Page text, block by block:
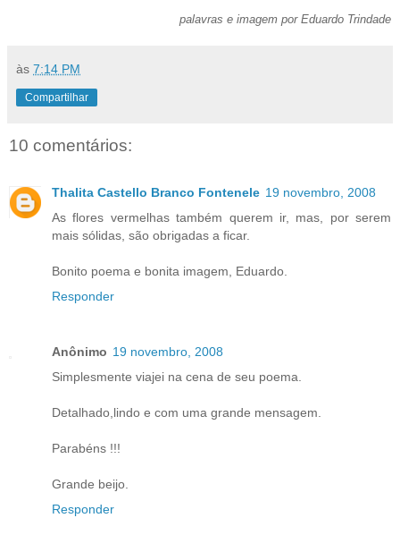
palavras e imagem por Eduardo Trindade
às 7:14 PM
Compartilhar
10 comentários:
Thalita Castello Branco Fontenele 19 novembro, 2008
As flores vermelhas também querem ir, mas, por serem
mais sólidas, são obrigadas a ficar.
Bonito poema e bonita imagem, Eduardo.
Responder
Anônimo 19 novembro, 2008
Simplesmente viajei na cena de seu poema.
Detalhado,lindo e com uma grande mensagem.
Parabéns !!!
Grande beijo.
Responder